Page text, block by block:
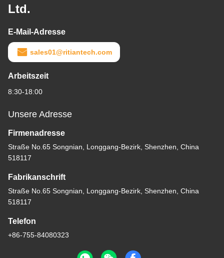
Ltd.
E-Mail-Adresse
sales01@ritiantech.com
Arbeitszeit
8:30-18:00
Unsere Adresse
Firmenadresse
Straße No.65 Songnian, Longgang-Bezirk, Shenzhen, China
518117
Fabrikanschrift
Straße No.65 Songnian, Longgang-Bezirk, Shenzhen, China
518117
Telefon
+86-755-84080323